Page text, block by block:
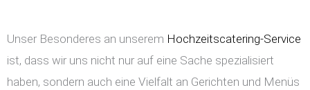
Unser Besonderes an unserem Hochzeitscatering-Service
ist, dass wir uns nicht nur auf eine Sache spezialisiert
haben, sondern auch eine Vielfalt an Gerichten und Menüs